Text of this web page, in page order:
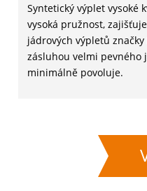
Syntetický výplet vysoké
vysoká pružnost,
jádrových výpletů
zásluhou velmi pevného
minimálně povoluje.